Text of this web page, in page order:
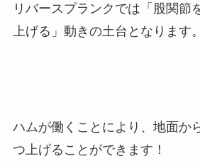
リバースプランクでは「股関節
上げる」動きの土台となります。
ハムが働くことにより、地面か
つ上げることができます！